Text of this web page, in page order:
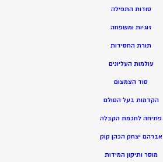
סודות התפילה
זוגיות ומשפחה
תורת החסידות
עולמות העליונים
סוד הצמצום
הקדמות בעל הסולם
פתיחה לחכמת הקבלה
אברהם יצחק הכהן קוק
מוסר ותיקון המידות